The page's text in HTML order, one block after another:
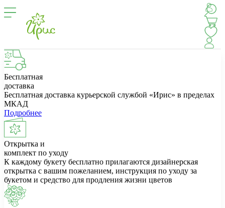
Бесплатная
доставка
Бесплатная доставка курьерской службой «Ирис» в пределах
МКАД
Подробнее
Открытка и
комплект по уходу
К каждому букету бесплатно прилагаются дизайнерская
открытка с вашим пожеланием, инструкция по уходу за
букетом и средство для продления жизни цветов